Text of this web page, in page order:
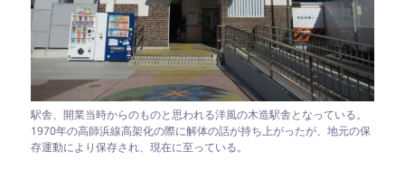
駅舎、開業当時からのものと思われる洋風の木造駅舎となっている。
1970年の高師浜線高架化の際に解体の話が持ち上がったが、地元の保
存運動により保存され、現在に至っている。